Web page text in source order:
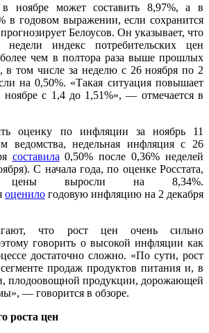
ноябре может составить 8,97%, а в
в годовом выражении, если сохранится
Белоусов. Он указывает, что
индекс потребительских цен
чем в полтора раза выше прошлых
в том числе за неделю с 26 ноября по 2
на 0,50%. «Такая ситуация повышает
с 1,4 до 1,51%», — отмечается в
оценку по инфляции за ноябрь 11
ведомства, недельная инфляция с 26
составила 0,50% после 0,36% неделей
С начала года, по оценке Росстата,
цены выросли на 8,34%.
оценило годовую инфляцию на 2 декабря
что рост цен очень сильно
говорить о высокой инфляции как
достаточно сложно. «По сути, рост
продаж продуктов питания и, в
плодоовощной продукции, дорожающей
— говорится в обзоре.
роста цен